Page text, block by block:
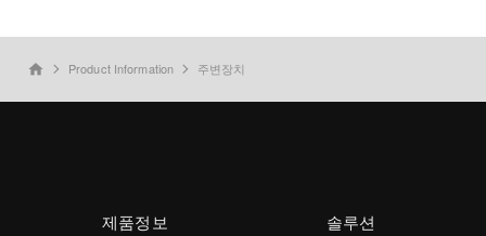
home Product Information 주변장치
제품정보 솔루션